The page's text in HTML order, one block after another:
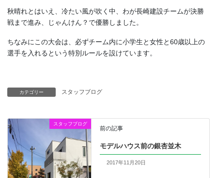
秋晴れとはいえ、冷たい風が吹く中、わが長崎建設チームが決勝
戦まで進み、じゃんけん？で優勝しました。
ちなみにこの大会は、必ずチーム内に小学生と女性と60歳以上の
選手を入れるという特別ルールを設けています。
カテゴリー スタッフブログ
スタッフブログ
前の記事
モデルハウス前の銀杏並木
2017年11月20日